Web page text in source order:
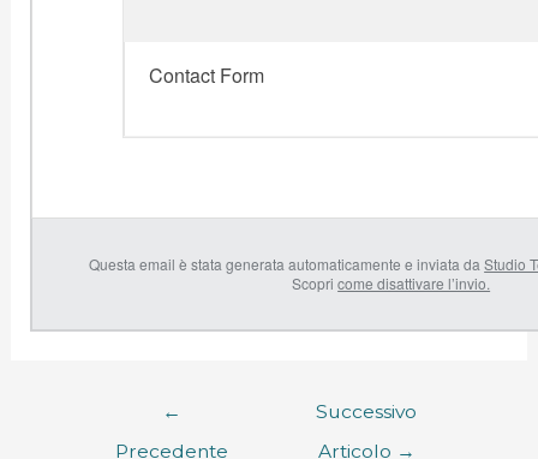
Contact Form
Questa email è stata generata automaticamente e inviata daStudio
Scopricome disattivare l’invio.
←
Precedente
Successivo
Articolo →